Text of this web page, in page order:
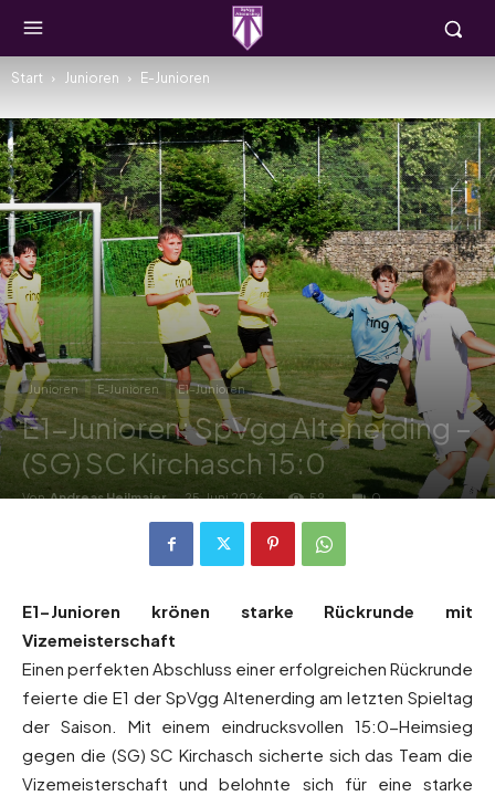
Start Junioren E-Junioren
Junioren E-Junioren E1-Junioren
E1-Junioren: SpVgg Altenerding –
(SG) SC Kirchasch 15:0
Von Andreas Heilmaier - 25. Juni 2026 59 0
E1-Junioren krönen starke Rückrunde mit
Vizemeisterschaft
Einen perfekten Abschluss einer erfolgreichen Rückrunde
feierte die E1 der SpVgg Altenerding am letzten Spieltag
der Saison. Mit einem eindrucksvollen 15:0-Heimsieg
gegen die (SG) SC Kirchasch sicherte sich das Team die
Vizemeisterschaft und belohnte sich für eine starke